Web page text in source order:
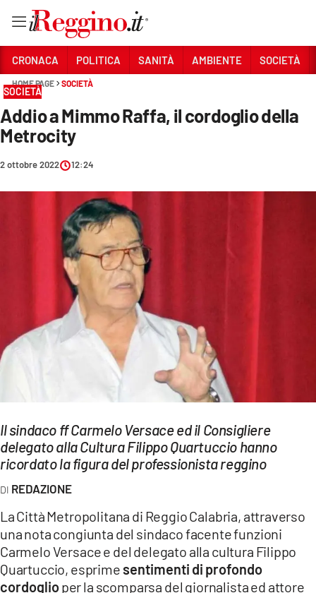
Sezioni
CRONACA
ECONOMIA E LAVORO
EVENTI
Streaming
LAC TV
LAC NETWORK
LAC ONAIR
Network
LACPLAY.IT
CRONACA POLITICA SANITÀ AMBIENTE SOCIETÀ
HOME PAGE SOCIETÀ
SOCIETÀ
Addio a Mimmo Raffa, il cordoglio della
Metrocity
2 ottobre 2022 12:24
Il sindaco ff Carmelo Versace ed il Consigliere
delegato alla Cultura Filippo Quartuccio hanno
ricordato la figura del professionista reggino
REDAZIONE
La Città Metropolitana di Reggio Calabria, attraverso
una nota congiunta del sindaco facente funzioni
Carmelo Versace e del delegato alla cultura Filippo
Quartuccio, esprime sentimenti di profondo
cordoglioper la scomparsa del giornalista ed attore